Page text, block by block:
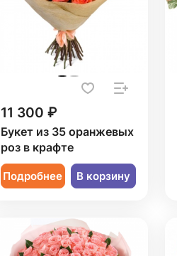
11 300 ₽
Букет из 35 оранжевых
роз в крафте
Подробнее В корзину